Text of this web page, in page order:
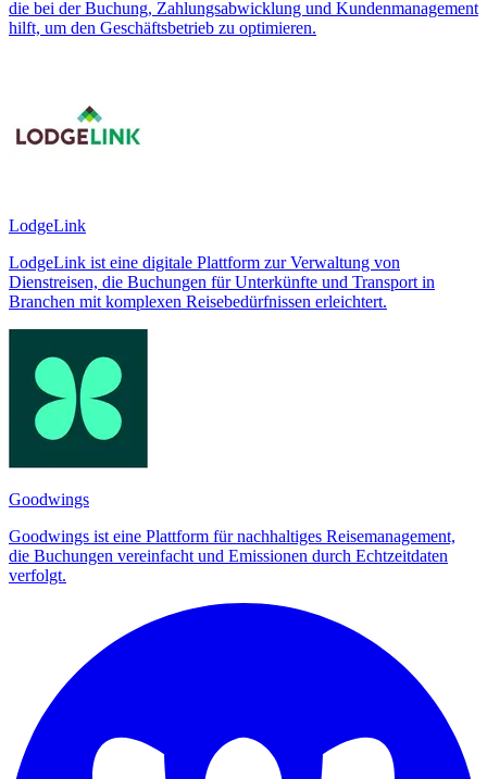
die bei der Buchung, Zahlungsabwicklung und Kundenmanagement
hilft, um den Geschäftsbetrieb zu optimieren.
LodgeLink
LodgeLink ist eine digitale Plattform zur Verwaltung von
Dienstreisen, die Buchungen für Unterkünfte und Transport in
Branchen mit komplexen Reisebedürfnissen erleichtert.
Goodwings
Goodwings ist eine Plattform für nachhaltiges Reisemanagement,
die Buchungen vereinfacht und Emissionen durch Echtzeitdaten
verfolgt.